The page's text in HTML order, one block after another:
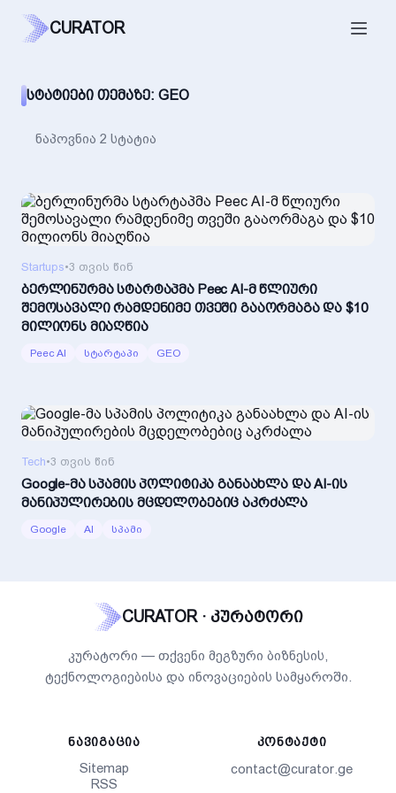
CURATOR
ᲡᲢᲐᲢᲘᲔᲑᲘ ᲗᲔᲛᲐᲖᲔ: GEO
ნაპოვნია 2 სტატია
Startups•3 თვის წინ
ბერლინურმა სტარტაპმა Peec AI-მ წლიური
შემოსავალი რამდენიმე თვეში გააორმაგა და $10
მილიონს მიაღწია
Peec AI სტარტაპი GEO
Tech•3 თვის წინ
Google-მა სპამის პოლიტიკა განაახლა და AI-ის
მანიპულირების მცდელობებიც აკრძალა
Google AI სპამი
CURATOR · კურატორი
კურატორი — თქვენი მეგზური ბიზნესის,
ტექნოლოგიებისა და ინოვაციების სამყაროში.
ᲜᲐᲕᲘᲒᲐᲪᲘᲐ
Sitemap
RSS
ᲙᲝᲜᲢᲐᲥᲢᲘ
contact@curator.ge